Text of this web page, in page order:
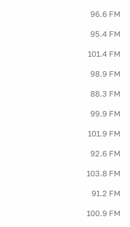
96.6 FM
95.4 FM
101.4 FM
98.9 FM
88.3 FM
99.9 FM
101.9 FM
92.6 FM
103.8 FM
91.2 FM
100.9 FM